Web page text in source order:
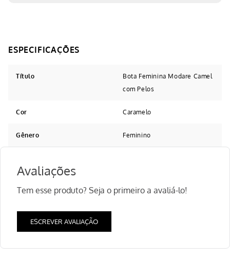
Título
Bota Feminina Modare Camel
com Pelos
Cor Caramelo
Gênero Feminino
Avaliações
Tem esse produto? Seja o primeiro a avaliá-lo!
ESCREVER AVALIAÇÃO